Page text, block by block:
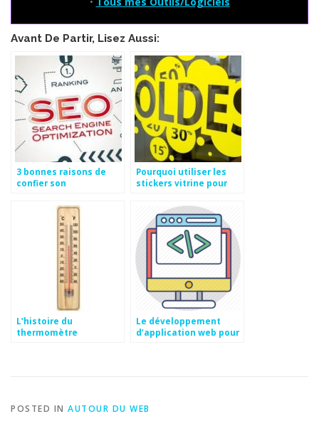
Avant De Partir, Lisez Aussi:
3 bonnes raisons de
confier son
agence spécialisée
Pourquoi utiliser les
stickers vitrine pour
L’histoire du
thermomètre
Le développement
d’application web pour
POSTED IN AUTOUR DU WEB